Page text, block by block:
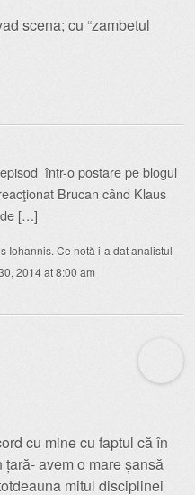
scena; cu “zambetul
într-o postare pe blogul
Brucan când Klaus
de […]
Iohannis. Ce notă i-a dat analistul
2014 at 8:00 am
cu mine cu faptul că în
avem o mare șansă
mitul disciplinei